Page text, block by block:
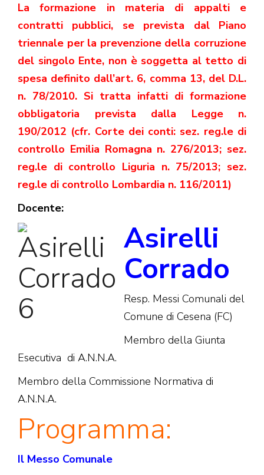
La formazione in materia di appalti e
contratti pubblici, se prevista dal Piano
triennale per la prevenzione della corruzione
del singolo Ente, non è soggetta al tetto di
spesa definito dall’art. 6, comma 13, del D.L.
n. 78/2010. Si tratta infatti di formazione
obbligatoria prevista dalla Legge n.
190/2012 (cfr. Corte dei conti: sez. reg.le di
controllo Emilia Romagna n. 276/2013; sez.
reg.le di controllo Liguria n. 75/2013; sez.
reg.le di controllo Lombardia n. 116/2011)
Docente:
Asirelli
Corrado
Resp. Messi Comunali del
Comune di Cesena (FC)
Membro della Giunta
Esecutiva di A.N.N.A.
Membro della Commissione Normativa di
A.N.N.A.
Programma:
Il Messo Comunale